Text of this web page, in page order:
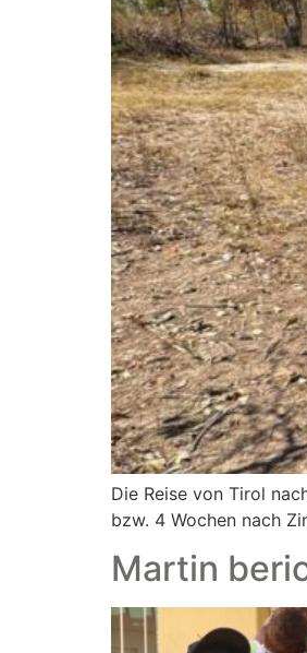
Die Reise von Tirol
bzw. 4 Wochen nach
Martin